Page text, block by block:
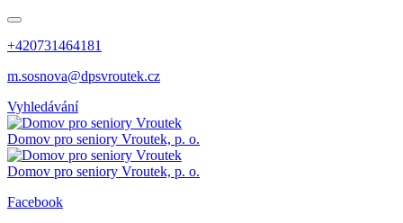
+420731464181
m.sosnova@dpsvroutek.cz
Vyhledávání
Domov pro seniory Vroutek, p. o.
Domov pro seniory Vroutek, p. o.
Facebook